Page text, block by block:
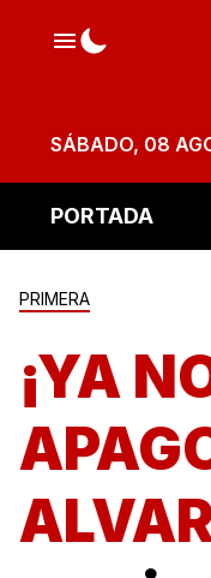
SÁBADO, 08
PORTADA
PRIMERA
¡YA